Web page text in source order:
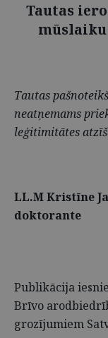
Tautas
Tautas
neatņemams
leģitimitātes
LL.M Kristīne
doktorante
Publikācija
Brīvo
grozījumiem